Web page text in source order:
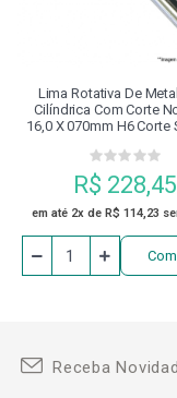
Lima Rotativa De
Cilíndrica Com Corte
16,0 X 070mm H6 Corte
R$ 228,45
em até 2x de R$ 114,23
Receba